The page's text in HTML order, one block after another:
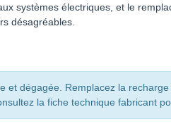
systèmes électriques, et le
désagréables.
dégagée. Remplacez la
la fiche technique fabricant